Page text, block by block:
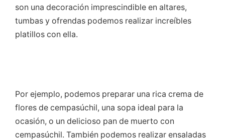
son una decoración imprescindible en altares,
tumbas y ofrendas podemos realizar increíbles
platillos con ella.
Por ejemplo, podemos preparar una rica crema de
flores de cempasúchil, una sopa ideal para la
ocasión, o un delicioso pan de muerto con
cempasúchil. También podemos realizar ensaladas